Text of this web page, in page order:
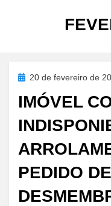
MÊS
:
Posted20 de fevereiro de
IMÓVEL
PEDIDO DE